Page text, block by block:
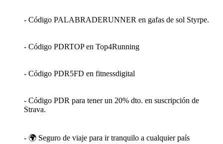
- Código PALABRADERUNNER en gafas de sol Styrpe.
- Código PDRTOP en Top4Running
- Código PDR5FD en fitnessdigital
- Código PDR para tener un 20% dto. en suscripción de
Strava.
- 🌍 Seguro de viaje para ir tranquilo a cualquier país